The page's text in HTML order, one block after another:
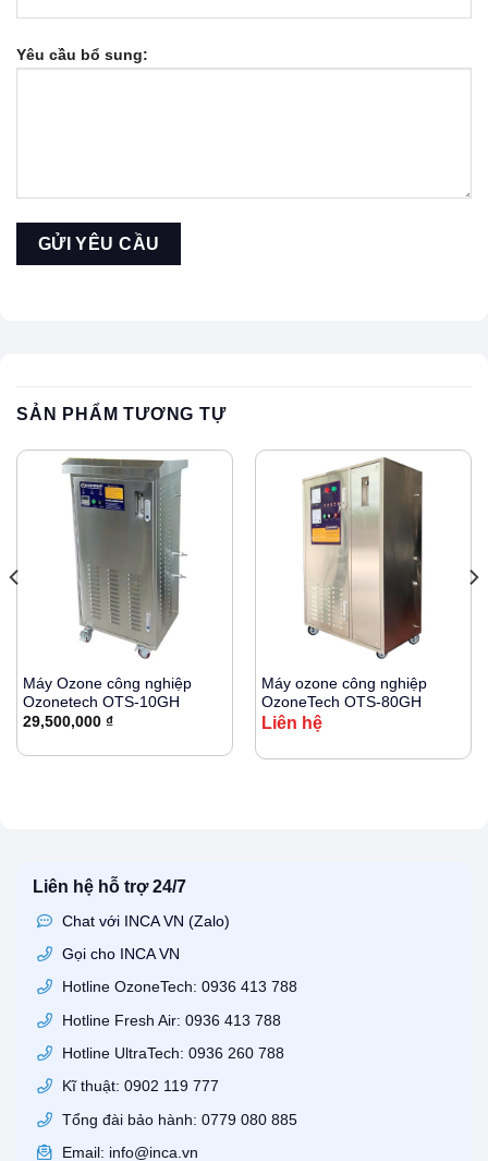
Yêu cầu bổ sung:
SẢN PHẨM TƯƠNG TỰ
Máy Ozone công nghiệp
Ozonetech OTS-10GH
29,500,000 ₫
Máy ozone công nghiệp
OzoneTech OTS-80GH
Liên hệ
Liên hệ hỗ trợ 24/7
Chat với INCA VN (Zalo)
Gọi cho INCA VN
Hotline OzoneTech: 0936 413 788
Hotline Fresh Air: 0936 413 788
Hotline UltraTech: 0936 260 788
Kĩ thuật: 0902 119 777
Tổng đài bảo hành: 0779 080 885
Email: info@inca.vn